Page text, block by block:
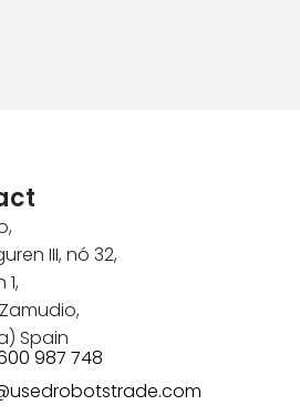
III, nó 32,
Spain
987 748